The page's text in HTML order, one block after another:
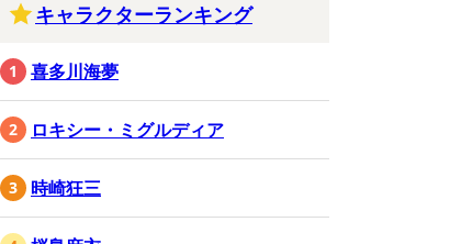
キャラクターランキング
喜多川海夢
ロキシー・ミグルディア
時崎狂三